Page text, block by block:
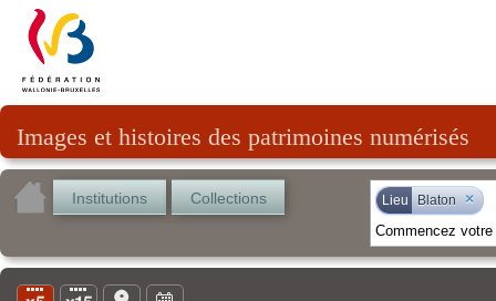
Images et histoires des patrimoines numérisés
Institutions Collections Lieu Blaton ×